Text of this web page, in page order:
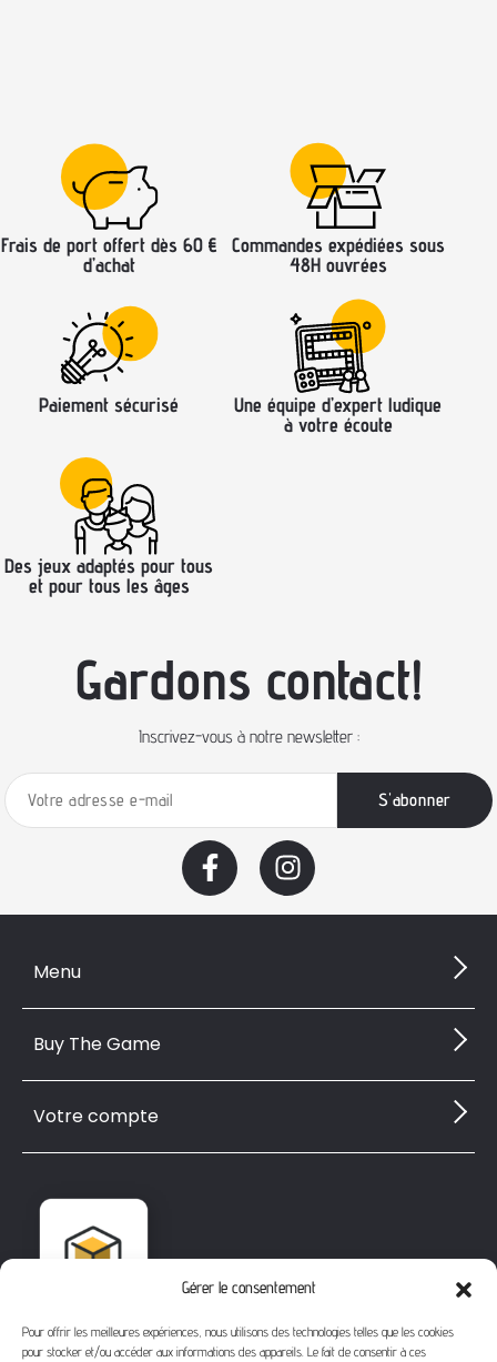
Gérer le consentement
Pour offrir les meilleures expériences, nous utilisons des technologies telles que les cookies
pour stocker et/ou accéder aux informations des appareils. Le fait de consentir à ces
Frais de port offert dès 60 €
d’achat
Commandes expédiées sous
48H ouvrées
Paiement sécurisé
Une équipe d’expert ludique
à votre écoute
Des jeux adaptés pour tous
et pour tous les âges
Gardons contact!
Inscrivez-vous à notre newsletter :
Menu
Buy The Game
Votre compte